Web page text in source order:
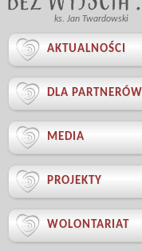
ks. Jan Twardowski
 AKTUALNOŚCI
 DLA PARTNERÓW
 MEDIA
 PROJEKTY
 WOLONTARIAT